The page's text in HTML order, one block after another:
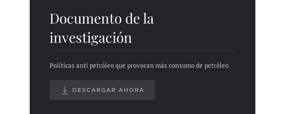
Documento de la
investigación
Políticas anti petróleo que provocan más consumo de petróleo
DESCARGAR AHORA